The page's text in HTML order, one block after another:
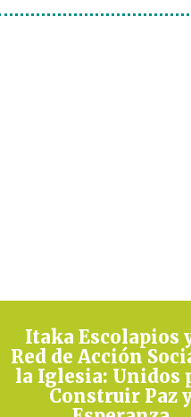
Itaka Escolapios
Red de Acción
la Iglesia: Unidos
Construir Paz